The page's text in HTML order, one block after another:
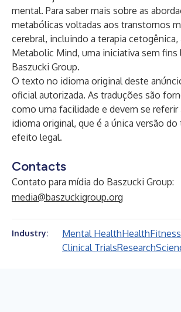
mental. Para saber mais sobre as
metabólicas voltadas aos transtornos
cerebral, incluindo a terapia cetogênica,
Metabolic Mind, uma iniciativa sem
Baszucki Group.
O texto no idioma original deste
oficial autorizada. As traduções são
como uma facilidade e devem se
idioma original, que é a única versão
efeito legal.
Contacts
Contato para mídia do Baszucki Group:
media@baszuckigroup.org
Industry: Mental HealthHealth
Clinical TrialsResearch